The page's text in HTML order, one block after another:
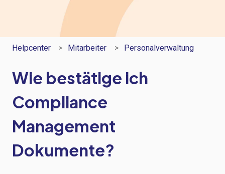
Helpcenter Mitarbeiter Personalverwaltung
Wie bestätige ich
Compliance
Management
Dokumente?